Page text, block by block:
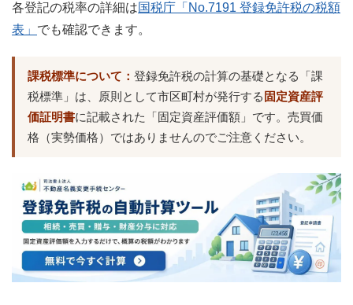
各登記の税率の詳細は国税庁「No.7191 登録免許税の税額
表」 でも確認できます。
課税標準について： 登録免許税の計算の基礎となる「課
税標準」は、原則として市区町村が発行する 固定資産評
価証明書に記載された「固定資産評価額」です。売買価
格（実勢価格）ではありませんのでご注意ください。